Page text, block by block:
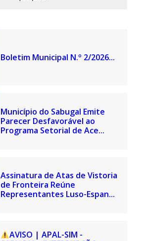
Boletim Municipal N.º 2/2026...
Município do Sabugal Emite
Parecer Desfavorável ao
Programa Setorial de Ace...
Assinatura de Atas de Vistoria
de Fronteira Reúne
Representantes Luso-Espan...
AVISO | APAL-SIM -